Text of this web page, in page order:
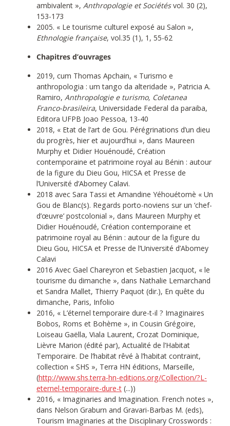
ambivalent », Anthropologie et Sociétésvol. 30 (2),
153-173
2005. « Le tourisme culturel exposé au Salon »,
Ethnologie française, vol.35 (1), 1, 55-62
Chapitres d’ouvrages
2019, cum Thomas Apchain, « Turismo e
anthropologia : um tango da alteridade », Patricia A.
Ramiro, Anthropologie e turismo, Coletanea
Franco-brasileira, Universidade Federal da paraiba,
Editora UFPB Joao Pessoa, 13-40
2018, « Etat de l’art de Gou. Pérégrinations d’un dieu
du progrès, hier et aujourd’hui », dans Maureen
Murphy et Didier Houénoudé, Création
contemporaine et patrimoine royal au Bénin : autour
de la figure du Dieu Gou, HICSA et Presse de
l’Université d’Abomey Calavi.
2018 avec Sara Tassi et Amandine Yéhouétomè « Un
Gou de Blanc(s). Regards porto-noviens sur un ‘chef-
d’œuvre’ postcolonial », dans Maureen Murphy et
Didier Houénoudé, Création contemporaine et
patrimoine royal au Bénin : autour de la figure du
Dieu Gou, HICSA et Presse de l’Université d’Abomey
Calavi
2016 Avec Gael Chareyron et Sebastien Jacquot, « le
tourisme du dimanche », dans Nathalie Lemarchand
et Sandra Mallet, Thierry Paquot (dir.), En quête du
dimanche, Paris, Infolio
2016, « L’éternel temporaire dure-t-il ? Imaginaires
Bobos, Roms et Bohème », in Cousin Grégoire,
Loiseau Gaëlla, Viala Laurent, Crozat Dominique,
Lièvre Marion (édité par), Actualité de l’Habitat
Temporaire. De l’habitat rêvé à l’habitat contraint,
collection « SHS », Terra HN éditions, Marseille,
(http://www.shs.terra-hn-editions.org/Collection/?L-
eternel-temporaire-dure-t (...))
2016, « Imaginaries and Imagination. French notes »,
dans Nelson Graburn and Gravari-Barbas M. (eds),
Tourism Imaginaries at the Disciplinary Crosswords :